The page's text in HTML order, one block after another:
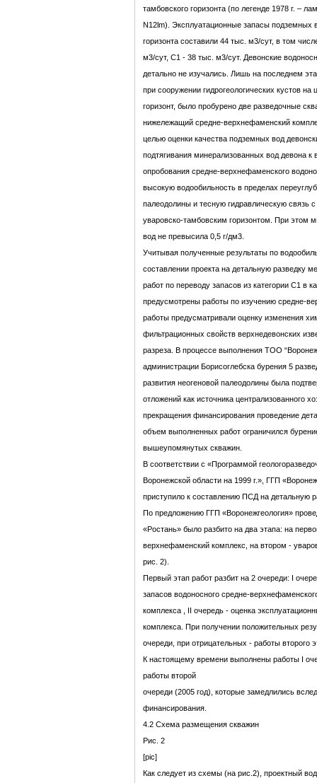
тамбовского горизонта (по легенде 1978 г. –
N12lm). Эксплуатационные запасы подземных
горизонта составили 44 тыс. м3/сут, в том
м3/сут, C1 - 38 тыс. м3/сут. Девонские
детально не изучались. Лишь на последнем
при сооружении гидрогеологических кустов
горизонт, было пробурено две разведочные
нижележащий средне-верхнефаменский
целью оценки качества подземных вод
подтягивания минерализованных вод девона к
опробования средне-верхнефаменского
высокую водообильность в пределах
палеодолины и тесную гидравлическую
уваровско-тамбовским горизонтом. При этом
вод не превысила 0,5 г/дм3.
Учитывая полученные результаты по
составлении проекта на детальную разведку
работ по переводу запасов из категории C1 в
предусмотрены работы по изучению средне-
работы предусматривали оценку изменения
фильтрационных свойств верхнедевонских
разреза. В процессе выполнения ТОО
администрации Борисоглебска бурения 5
развития неогеновой палеодолины была
отложений как источника централизованного
прекращения финансирования проведение
объем выполненных работ ограничился
вышеупомянутых скважин.
В соответствии с «Программой
Воронежской области на 1999 г.», ГГП
приступило к составлению ПСД на детальную
По предложению ГГП «Воронежгеология»
«Ростань» было разбито на два этапа: на
верхнефаменский комплекс, на втором -
рис. 2).
Первый этап работ разбит на 2 очереди: I
запасов водоносного средне-
комплекса , II очередь - оценка
комплекса. При получении положительных
очереди, при отрицательных - работы второго
К настоящему времени выполнены работы I
работы второй
очереди (2005 год), которые замедлились
финансирования.
4.2 Схема размещения скважин
Рис. 2
[pic]
Как следует из схемы (на рис.2), проектный